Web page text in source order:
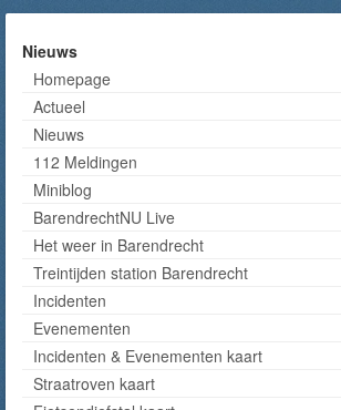
Nieuws
Homepage
Actueel
Nieuws
112 Meldingen
Miniblog
BarendrechtNU Live
Het weer in Barendrecht
Treintijden station Barendrecht
Incidenten
Evenementen
Incidenten & Evenementen kaart
Straatroven kaart